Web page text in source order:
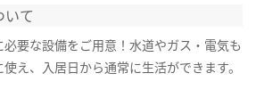
て
必要な設備をご用意！水道やガス・電気も
使え、入居日から通常に生活ができます。